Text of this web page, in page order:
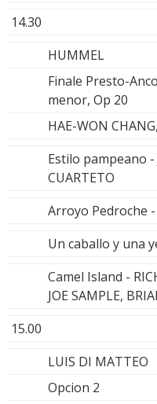
14.30
HUMMEL
Finale Presto-
menor, Op 20
HAE-WON
Estilo pampeano -
CUARTETO
Arroyo Pedroche -
Un caballo y una
Camel Island -
JOE SAMPLE,
15.00
LUIS DI MATTEO
Opcion 2